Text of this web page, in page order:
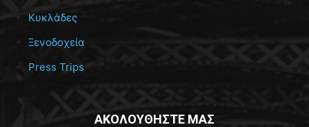
Κυκλάδες
Ξενοδοχεία
Press Trips
ΑΚΟΛΟΥΘΗΣΤΕ ΜΑΣ